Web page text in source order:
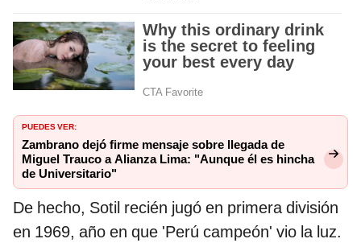
PUEDES VER:
Zambrano dejó firme mensaje sobre llegada de
Miguel Trauco a Alianza Lima: "Aunque él es hincha
de Universitario"
De hecho, Sotil recién jugó en primera división
en 1969, año en que 'Perú campeón' vio la luz.